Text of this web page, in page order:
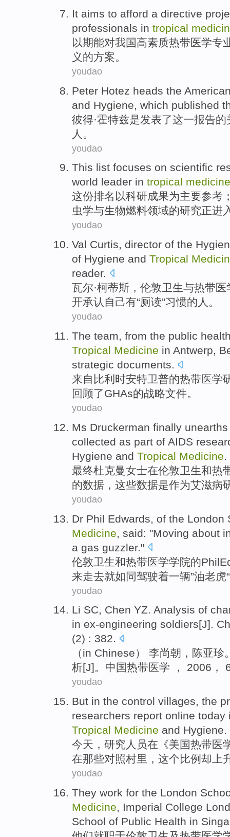
It aims to afford a directive
professionals in tropical
以期能对我国高素质热带医学专
义的方案。
youdao
Peter Hotez heads the
and Hygiene which published
彼得·霍特兹是发表了这一报告的
人。
youdao
This list focuses on scientific
world leader in tropical medicine
这份排名 以科研成果为主要参考
虫学与生物燃料领域的研究正进
youdao
Val Curtis, director of the
of Hygiene and Tropical
reader.
瓦尔·柯蒂斯 ， 伦敦卫生与热带医
开承认自己有“厕读”习惯的人。
youdao
The team, from the public
Tropical Medicine in Antwerp,
strategic documents.
来自 比利时安特卫普的热带医学
回顾了GHAs的战略文件。
youdao
Ms Druckerman finally
collected as part of AIDS
Hygiene and Tropical Medicine.
最终杜克曼女士在伦敦卫生和热
的数据 ，这些数据是作为艾滋病
youdao
Dr Phil Edwards of the London
Medicine said: "Moving about
a gas guzzler."
伦敦卫生和热带医学学院的Phil
来走去就如同驾驶着一辆”油老虎
youdao
Li SC, Chen YZ. Analysis of
in ex-engineering soldiers[J].
(2) : 382.
（in Chinese） 李尚朝， 陈亚珍
析[J]。 中国热带医学 ， 2006 ，
youdao
But in the control villages, the
researchers report online today
Tropical Medicine and Hygiene.
今天 ， 研究 人员在 《美国热带医
在那些对照村里 ， 这个比例却 上
youdao
They work for the London
Medicine, Imperial College
School of Public Health in